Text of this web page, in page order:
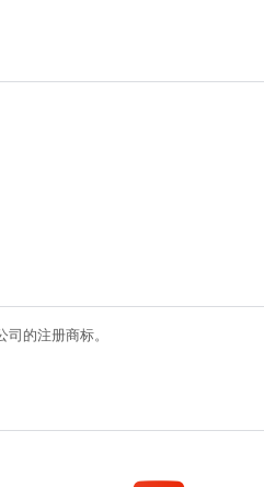
的注册商标。